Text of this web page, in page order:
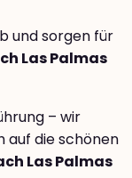
und sorgen für
Las Palmas
– wir
auf die schönen
Las Palmas